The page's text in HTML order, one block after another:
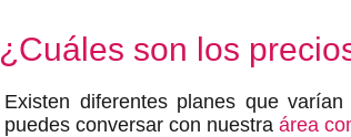
¿Cuáles son los
Existen diferentes planes que
puedes conversar con nuestra área